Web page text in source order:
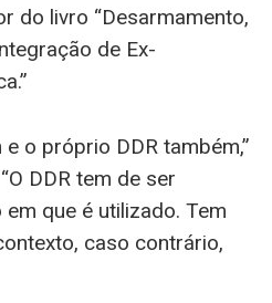
do livro “Desarmamento,
de Ex-
o próprio DDR também,”
DDR tem de ser
que é utilizado. Tem
caso contrário,